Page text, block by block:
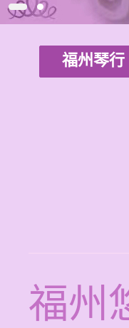
福州琴行
福州